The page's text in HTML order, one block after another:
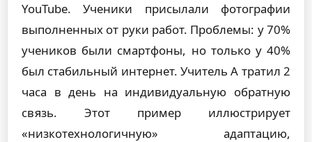
YouTube. Ученики присылали фотографии
выполненных от руки работ. Проблемы: у 70%
учеников были смартфоны, но только у 40%
был стабильный интернет. Учитель А тратил 2
часа в день на индивидуальную обратную
связь. Этот пример иллюстрирует
«низкотехнологичную» адаптацию,